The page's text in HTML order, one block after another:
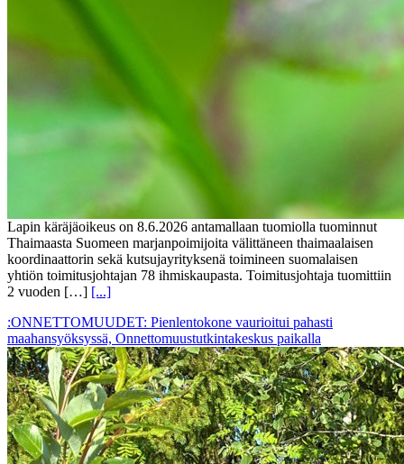
Lapin käräjäoikeus on 8.6.2026 antamallaan tuomiolla tuominnut
Thaimaasta Suomeen marjanpoimijoita välittäneen thaimaalaisen
koordinaattorin sekä kutsujayrityksenä toimineen suomalaisen
yhtiön toimitusjohtajan 78 ihmiskaupasta. Toimitusjohtaja tuomittiin
2 vuoden […] [...]
:ONNETTOMUUDET: Pienlentokone vaurioitui pahasti
maahansyöksyssä, Onnettomuustutkintakeskus paikalla